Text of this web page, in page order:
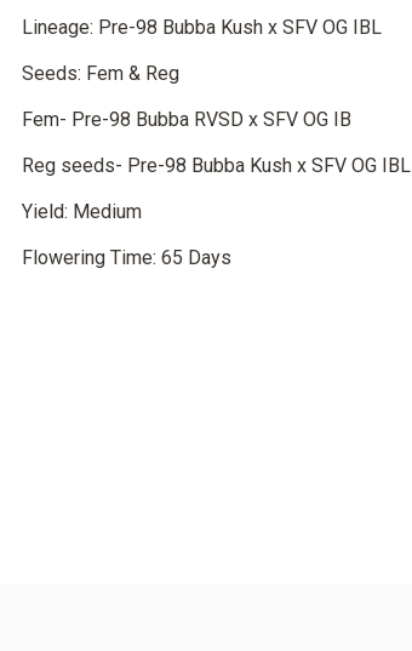
Lineage: Pre-98 Bubba Kush x SFV OG IBL
Seeds: Fem & Reg
Fem- Pre-98 Bubba RVSD x SFV OG IB
Reg seeds- Pre-98 Bubba Kush x SFV OG IBL
Yield: Medium
Flowering Time: 65 Days